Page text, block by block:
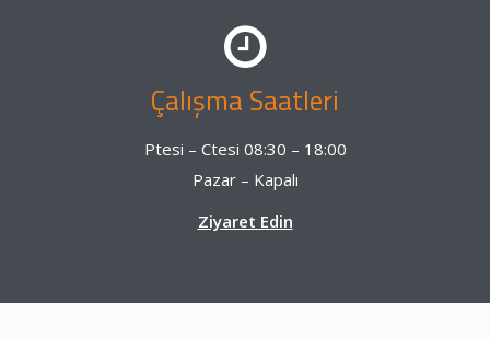
Çalışma Saatleri
Ptesi – Ctesi 08:30 – 18:00
Pazar – Kapalı
Ziyaret Edin